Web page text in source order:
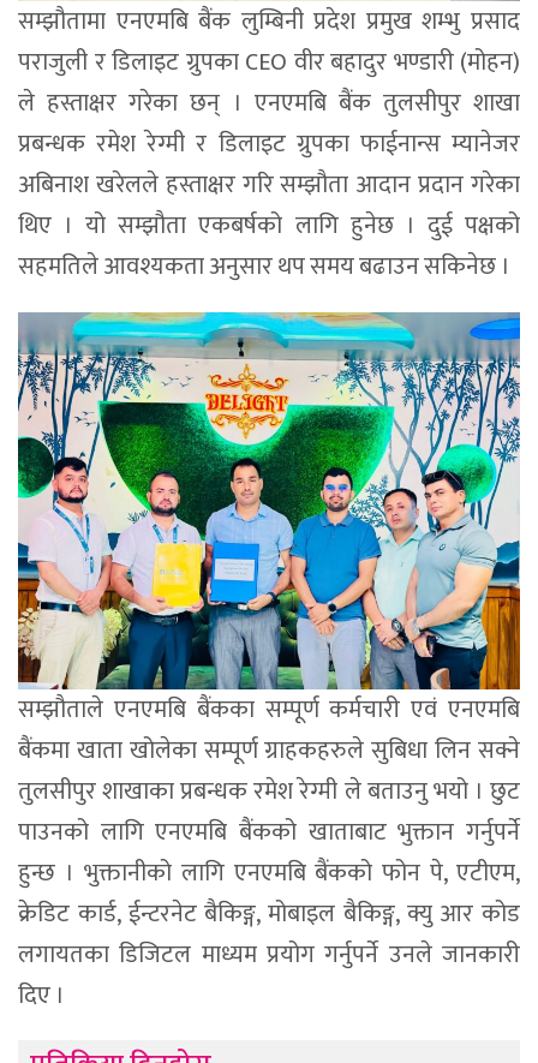
सम्झौतामा एनएमबि बैंक लुम्बिनी प्रदेश प्रमुख शम्भु प्रसाद
पराजुली र डिलाइट ग्रुपका CEO वीर बहादुर भण्डारी (मोहन)
ले हस्ताक्षर गरेका छन् । एनएमबि बैंक तुलसीपुर शाखा
प्रबन्धक रमेश रेग्मी र डिलाइट ग्रुपका फाईनान्स म्यानेजर
अबिनाश खरेलले हस्ताक्षर गरि सम्झौता आदान प्रदान गरेका
थिए । यो सम्झौता एकबर्षको लागि हुनेछ । दुई पक्षको
सहमतिले आवश्यकता अनुसार थप समय बढाउन सकिनेछ ।
सम्झौताले एनएमबि बैंकका सम्पूर्ण कर्मचारी एवं एनएमबि
बैंकमा खाता खोलेका सम्पूर्ण ग्राहकहरुले सुबिधा लिन सक्ने
तुलसीपुर शाखाका प्रबन्धक रमेश रेग्मी ले बताउनु भयो । छुट
पाउनको लागि एनएमबि बैंकको खाताबाट भुक्तान गर्नुपर्ने
हुन्छ । भुक्तानीको लागि एनएमबि बैंकको फोन पे, एटीएम,
क्रेडिट कार्ड, ईन्टरनेट बैकिङ्ग, मोबाइल बैकिङ्ग, क्यु आर कोड
लगायतका डिजिटल माध्यम प्रयोग गर्नुपर्ने उनले जानकारी
दिए ।